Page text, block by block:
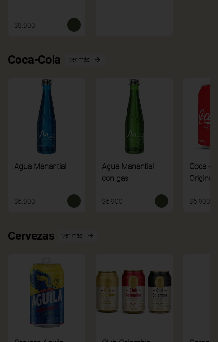
$8.900
Coca-Cola Ver más
Agua Manantial
$6.900
Agua Manantial
con gas
$6.900
Coca -
Original
$6.900
Cervezas Ver más